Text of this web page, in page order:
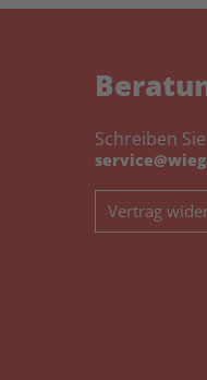
Schreiben
Vertrag